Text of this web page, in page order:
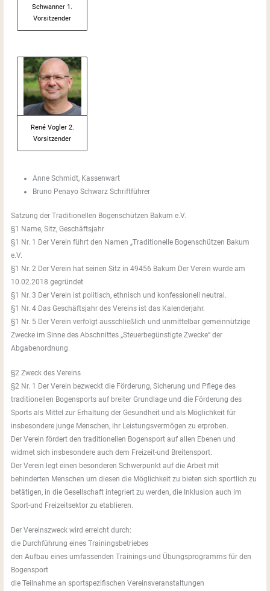
Schwanner 1.
Vorsitzender
René Vogler 2.
Vorsitzender
Anne Schmidt, Kassenwart
Bruno Penayo Schwarz Schriftführer
Satzung der Traditionellen Bogenschützen Bakum e.V.
§1 Name, Sitz, Geschäftsjahr
§1 Nr. 1 Der Verein führt den Namen „Traditionelle Bogenschützen Bakum
e.V.
§1 Nr. 2 Der Verein hat seinen Sitz in 49456 Bakum Der Verein wurde am
10.02.2018 gegründet
§1 Nr. 3 Der Verein ist politisch, ethnisch und konfessionell neutral.
§1 Nr. 4 Das Geschäftsjahr des Vereins ist das Kalenderjahr.
§1 Nr. 5 Der Verein verfolgt ausschließlich und unmittelbar gemeinnützige
Zwecke im Sinne des Abschnittes „Steuerbegünstigte Zwecke“ der
Abgabenordnung.
§2 Zweck des Vereins
§2 Nr. 1 Der Verein bezweckt die Förderung, Sicherung und Pflege des
traditionellen Bogensports auf breiter Grundlage und die Förderung des
Sports als Mittel zur Erhaltung der Gesundheit und als Möglichkeit für
insbesondere junge Menschen, ihr Leistungsvermögen zu erproben.
Der Verein fördert den traditionellen Bogensport auf allen Ebenen und
widmet sich insbesondere auch dem Freizeit-und Breitensport.
Der Verein legt einen besonderen Schwerpunkt auf die Arbeit mit
behinderten Menschen um diesen die Möglichkeit zu bieten sich sportlich zu
betätigen, in die Gesellschaft integriert zu werden, die Inklusion auch im
Sport-und Freizeitsektor zu etablieren.
Der Vereinszweck wird erreicht durch:
die Durchführung eines Trainingsbetriebes
den Aufbau eines umfassenden Trainings-und Übungsprogramms für den
Bogensport
die Teilnahme an sportspezifischen Vereinsveranstaltungen